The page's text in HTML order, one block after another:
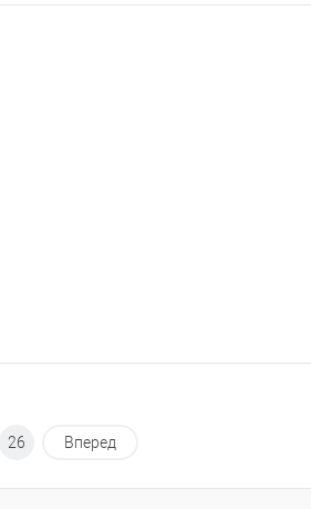
26 Вперед